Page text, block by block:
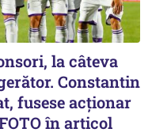
la câteva
Constantin
fusese acționar
în articol